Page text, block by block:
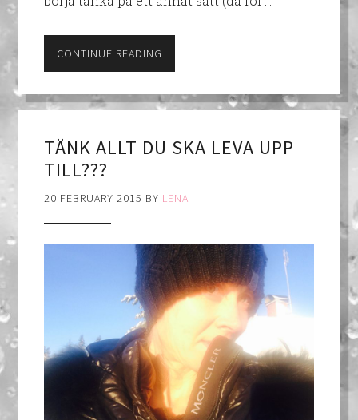
CONTINUE READING
TÄNK ALLT DU SKA LEVA UPP
TILL???
20 FEBRUARY 2015 BY LENA